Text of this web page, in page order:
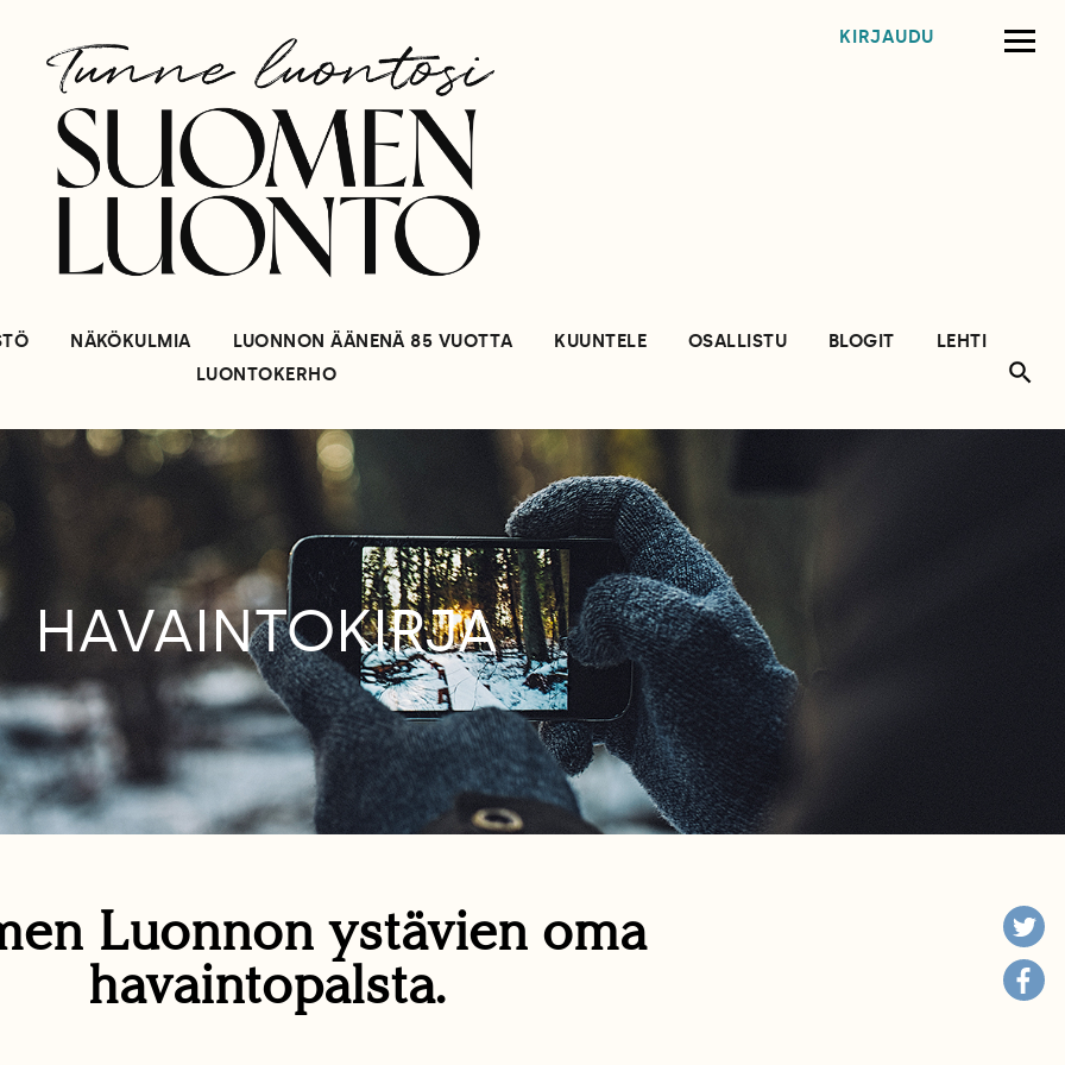
KIRJAUDU
NÄKÖKULMIA LUONNON ÄÄNENÄ 85 VUOTTA KUUNTELE OSALLISTU BLOGIT
LEHTI
LUONTOKERHO
HAVAINTOKIRJA
Luonnon ystävien oma
havaintopalsta.